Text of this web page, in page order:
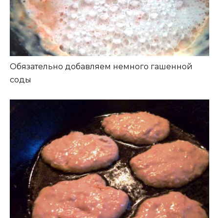
Обязательно добавляем немного гашенной
соды